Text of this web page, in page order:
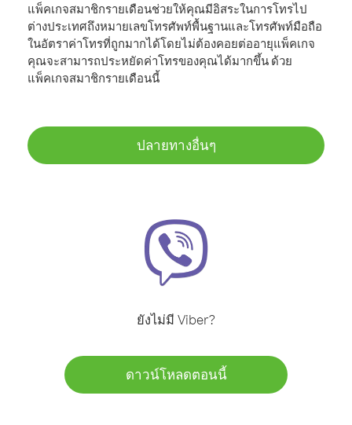
แพ็คเกจสมาชิกรายเดือนช่วยให้คุณมีอิสระในการโทรไป
ต่างประเทศถึงหมายเลขโทรศัพท์พื้นฐานและโทรศัพท์มือถือ
ในอัตราค่าโทรที่ถูกมากได้โดยไม่ต้องคอยต่ออายุแพ็คเกจ
คุณจะสามารถประหยัดค่าโทรของคุณได้มากขึ้น ด้วย
แพ็คเกจสมาชิกรายเดือนนี้
ปลายทางอื่นๆ
ยังไม่มี Viber?
ดาวน์โหลดตอนนี้